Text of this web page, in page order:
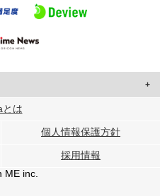
ザーに合わせたコンテンツや広告の
トナーに提供しています。
したときに収集した他の情報を組み
とは
個人情報保護方針
採用情報
ME inc.